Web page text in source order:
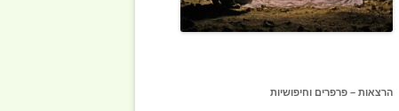
הרצאות – פרפרים וחיפושיות